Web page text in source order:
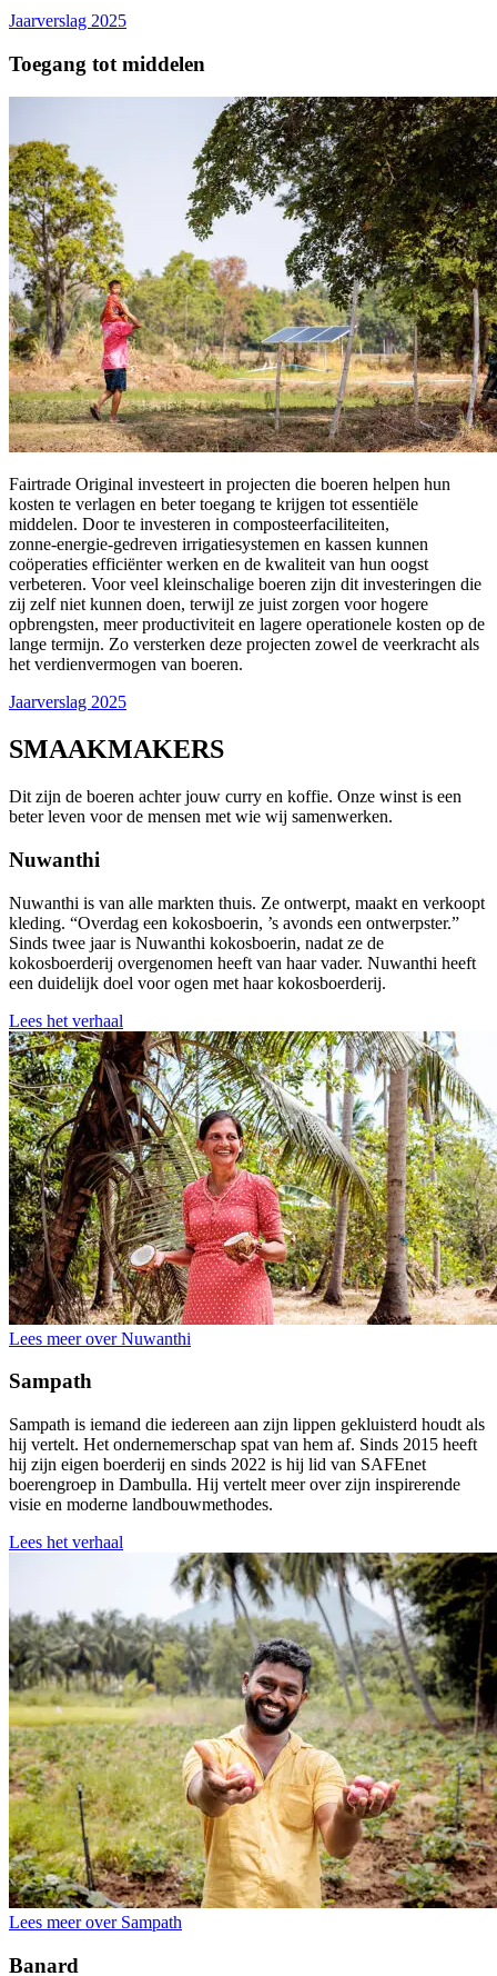
Jaarverslag 2025
Toegang tot middelen
Fairtrade Original investeert in projecten die boeren helpen hun
kosten te verlagen en beter toegang te krijgen tot essentiële
middelen. Door te investeren in composteerfaciliteiten,
zonne‑energie‑gedreven irrigatiesystemen en kassen kunnen
coöperaties efficiënter werken en de kwaliteit van hun oogst
verbeteren. Voor veel kleinschalige boeren zijn dit investeringen die
zij zelf niet kunnen doen, terwijl ze juist zorgen voor hogere
opbrengsten, meer productiviteit en lagere operationele kosten op de
lange termijn. Zo versterken deze projecten zowel de veerkracht als
het verdienvermogen van boeren.
Jaarverslag 2025
SMAAKMAKERS
Dit zijn de boeren achter jouw curry en koffie. Onze winst is een
beter leven voor de mensen met wie wij samenwerken.
Nuwanthi
Nuwanthi is van alle markten thuis. Ze ontwerpt, maakt en verkoopt
kleding. “Overdag een kokosboerin, ’s avonds een ontwerpster.”
Sinds twee jaar is Nuwanthi kokosboerin, nadat ze de
kokosboerderij overgenomen heeft van haar vader. Nuwanthi heeft
een duidelijk doel voor ogen met haar kokosboerderij.
Lees het verhaal
Lees meer over Nuwanthi
Sampath
Sampath is iemand die iedereen aan zijn lippen gekluisterd houdt als
hij vertelt. Het ondernemerschap spat van hem af. Sinds 2015 heeft
hij zijn eigen boerderij en sinds 2022 is hij lid van SAFEnet
boerengroep in Dambulla. Hij vertelt meer over zijn inspirerende
visie en moderne landbouwmethodes.
Lees het verhaal
Lees meer over Sampath
Banard